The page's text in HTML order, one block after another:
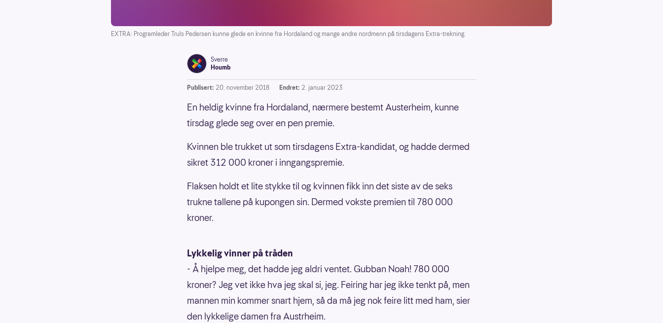
EXTRA: Programleder Truls Pedersen kunne glede en kvinne fra Hordaland og mange andre nordmenn på tirsdagens Extra-trekning.
Sverre
Houmb
Publisert: 20. november 2018 Endret: 2. januar 2023
En heldig kvinne fra Hordaland, nærmere bestemt Austerheim, kunne
tirsdag glede seg over en pen premie.
Kvinnen ble trukket ut som tirsdagens Extra-kandidat, og hadde dermed
sikret 312 000 kroner i inngangspremie.
Flaksen holdt et lite stykke til og kvinnen fikk inn det siste av de seks
trukne tallene på kupongen sin. Dermed vokste premien til 780 000
kroner.
Lykkelig vinner på tråden
- Å hjelpe meg, det hadde jeg aldri ventet. Gubban Noah! 780 000
kroner? Jeg vet ikke hva jeg skal si, jeg. Feiring har jeg ikke tenkt på, men
mannen min kommer snart hjem, så da må jeg nok feire litt med ham, sier
den lykkelige damen fra Austrheim.